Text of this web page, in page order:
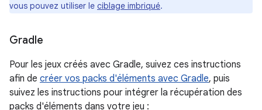
vous pouvez utiliser le ciblage imbriqué.
Gradle
Pour les jeux créés avec Gradle, suivez ces instructions
afin de créer vos packs d'éléments avec Gradle, puis
suivez les instructions pour intégrer la récupération des
packs d'éléments dans votre jeu :